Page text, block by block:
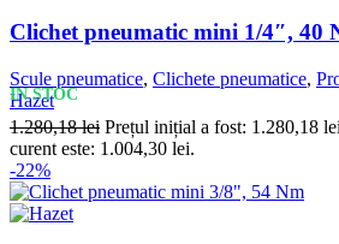
Clichet pneumatic mini 1/4″, 40
Scule pneumatice, Clichete pneumatice,
Hazet
IN STOC
1.280,18lei Prețul inițial a fost: 1.280,18
curent este: 1.004,30 lei.
-22%